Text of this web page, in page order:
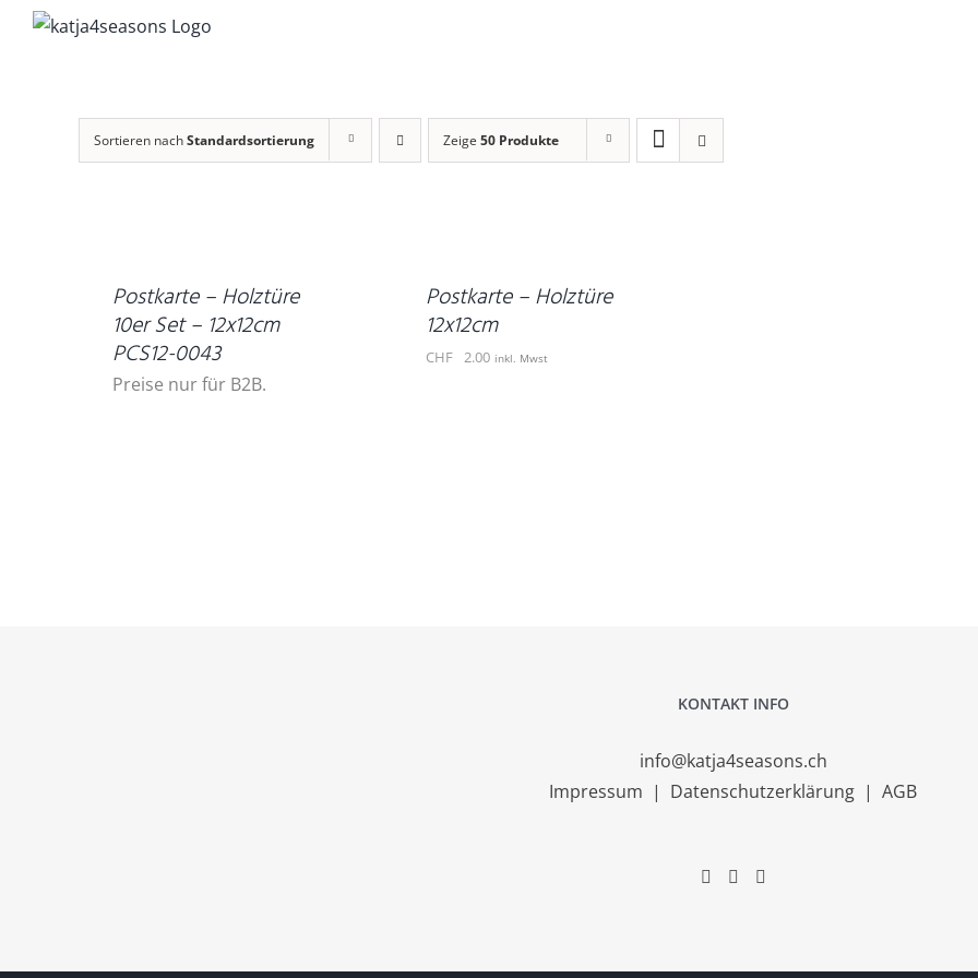
Zum
Sortieren nachStandardsortierung Zeige 50 Produkte
Postkarte – Holztüre
10er Set – 12x12cm
PCS12-0043
Preise nur für B2B.
Postkarte – Holztüre
12x12cm
CHF 2.00 inkl. Mwst
KONTAKT INFO
info@katja4seasons.ch
Impressum | Datenschutzerklärung |AGB